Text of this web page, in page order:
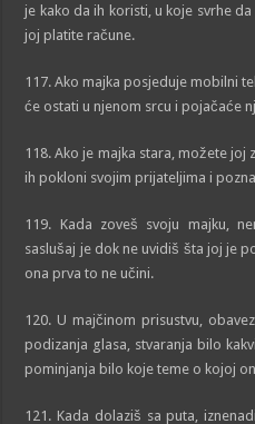
je kako da ih koristi, u koje svrhe
joj platite račune.
117. Ako majka posjeduje mobilni
će ostati u njenom srcu i pojačaće
118. Ako je majka stara, možete
ih pokloni svojim prijateljima i
119. Kada zoveš svoju majku,
saslušaj je dok ne uvidiš šta joj je
ona prva to ne učini.
120. U majčinom prisustvu,
podizanja glasa, stvaranja bilo
pominjanja bilo koje teme o kojoj
121. Kada dolaziš sa puta,